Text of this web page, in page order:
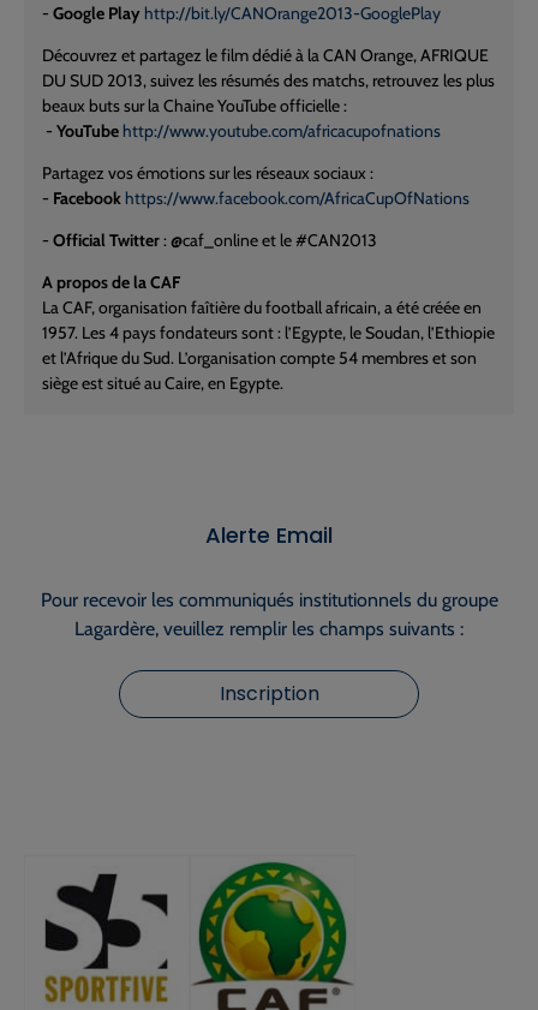
- Google Play http://bit.ly/CANOrange2013-GooglePlay
Découvrez et partagez le film dédié à la CAN Orange, AFRIQUE
DU SUD 2013, suivez les résumés des matchs, retrouvez les plus
beaux buts sur la Chaine YouTube officielle :
- YouTube http://www.youtube.com/africacupofnations
Partagez vos émotions sur les réseaux sociaux :
- Facebook https://www.facebook.com/AfricaCupOfNations
- Official Twitter: @caf_online et le #CAN2013
A propos de la CAF
La CAF, organisation faîtière du football africain, a été créée en
1957. Les 4 pays fondateurs sont : l’Egypte, le Soudan, l’Ethiopie
et l’Afrique du Sud. L’organisation compte 54 membres et son
siège est situé au Caire, en Egypte.
Alerte Email
Pour recevoir les communiqués institutionnels du groupe
Lagardère, veuillez remplir les champs suivants :
Inscription